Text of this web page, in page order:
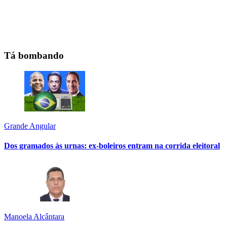
Tá bombando
Grande Angular
Dos gramados às urnas: ex-boleiros entram na corrida eleitoral
Manoela Alcântara